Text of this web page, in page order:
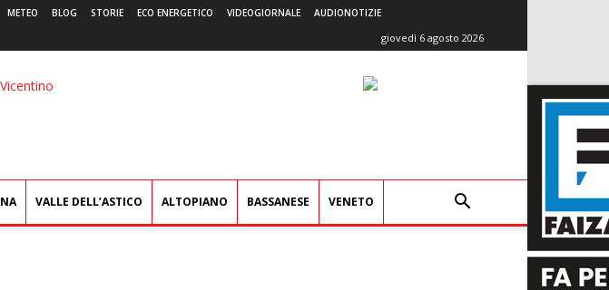
METEO BLOG STORIE ECO ENERGETICO VIDEOGIORNALE AUDIONOTIZIE
giovedì 6 agosto 2026
L'Eco
VALLE DELL’ASTICO ALTOPIANO BASSANESE VENETO